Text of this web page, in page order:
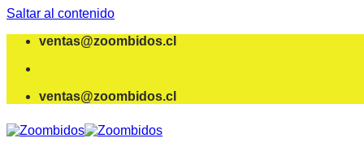
Saltar al contenido
ventas@zoombidos.cl
ventas@zoombidos.cl